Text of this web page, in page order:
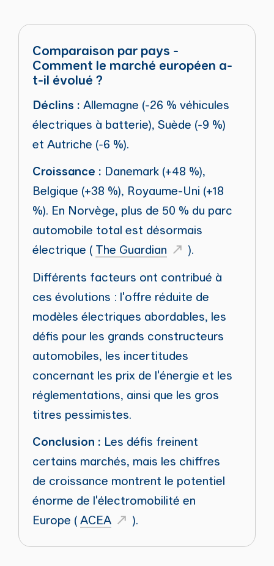
Comparaison par pays -
Comment le marché européen a-
t-il évolué ?
Déclins : Allemagne (-26 % véhicules
électriques à batterie), Suède (-9 %)
et Autriche (-6 %).
Croissance : Danemark (+48 %),
Belgique (+38 %), Royaume-Uni (+18
%). En Norvège, plus de 50 % du parc
automobile total est désormais
électrique ( The Guardian
).
Différents facteurs ont contribué à
ces évolutions : l'offre réduite de
modèles électriques abordables, les
défis pour les grands constructeurs
automobiles, les incertitudes
concernant les prix de l'énergie et les
réglementations, ainsi que les gros
titres pessimistes.
Conclusion : Les défis freinent
certains marchés, mais les chiffres
de croissance montrent le potentiel
énorme de l'électromobilité en
Europe ( ACEA ).